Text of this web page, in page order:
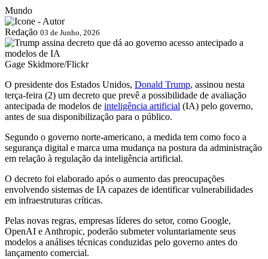
Mundo
Redação 03 de Junho, 2026
Gage Skidmore/Flickr
O presidente dos Estados Unidos, Donald Trump, assinou nesta
terça-feira (2) um decreto que prevê a possibilidade de avaliação
antecipada de modelos de inteligência artificial (IA) pelo governo,
antes de sua disponibilização para o público.
Segundo o governo norte-americano, a medida tem como foco a
segurança digital e marca uma mudança na postura da administração
em relação à regulação da inteligência artificial.
O decreto foi elaborado após o aumento das preocupações
envolvendo sistemas de IA capazes de identificar vulnerabilidades
em infraestruturas críticas.
Pelas novas regras, empresas líderes do setor, como Google,
OpenAI e Anthropic, poderão submeter voluntariamente seus
modelos a análises técnicas conduzidas pelo governo antes do
lançamento comercial.